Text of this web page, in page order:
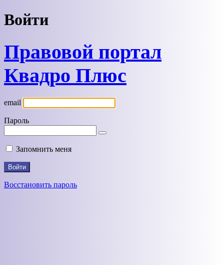
Войти
Правовой портал
Квадро Плюс
email
Пароль
Запомнить меня
Восстановить пароль